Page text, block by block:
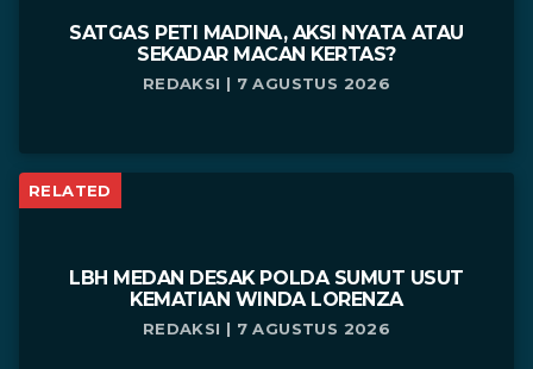
SATGAS PETI MADINA, AKSI NYATA ATAU
SEKADAR MACAN KERTAS?
REDAKSI | 7 AGUSTUS 2026
RELATED
LBH MEDAN DESAK POLDA SUMUT USUT
KEMATIAN WINDA LORENZA
REDAKSI | 7 AGUSTUS 2026